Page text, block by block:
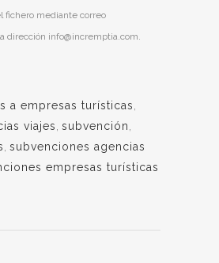
fichero mediante correo
dirección info@incremptia.com.
a empresas turísticas
viajes subvención
subvenciones agencias
empresas turísticas